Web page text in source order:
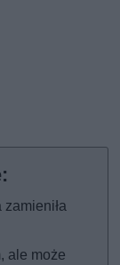
ale może